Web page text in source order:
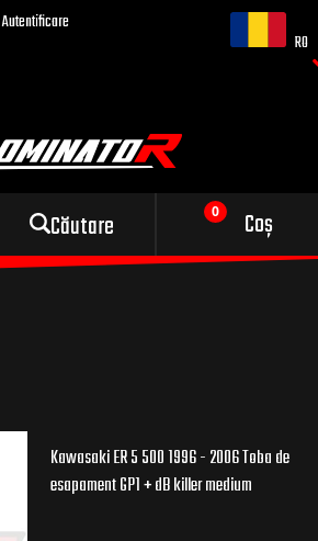
Autentificare
RO
Căutare Coș
Evacuare sport pentru
motocicleta ta
Kawasaki ER 5 500 1996 - 2006 Toba de
esapament GP1 + dB killer medium